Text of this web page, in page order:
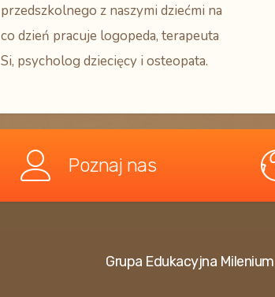
przedszkolnego z naszymi dziećmi na
co dzień pracuje logopeda, terapeuta
Si, psycholog dziecięcy i osteopata.
Poznaj nas
Grupa Edukacyjna Milenium